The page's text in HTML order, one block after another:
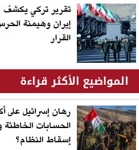
تقرير تركي يكشف
إيران وهيمنة
القرار
المواضيع الأكثر قراءة
رهان إسرائيل على
الحسابات
إسقاط النظام؟